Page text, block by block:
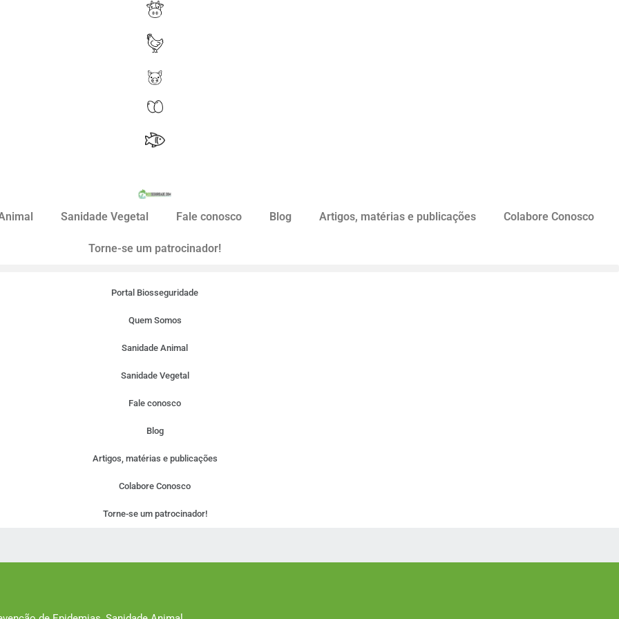
Sanidade Vegetal Fale conosco Blog Artigos, matérias e publicações Colabore Conosco
Torne-se um patrocinador!
Portal Biosseguridade
Quem Somos
Sanidade Animal
Sanidade Vegetal
Fale conosco
Blog
Artigos, matérias e publicações
Colabore Conosco
Torne-se um patrocinador!